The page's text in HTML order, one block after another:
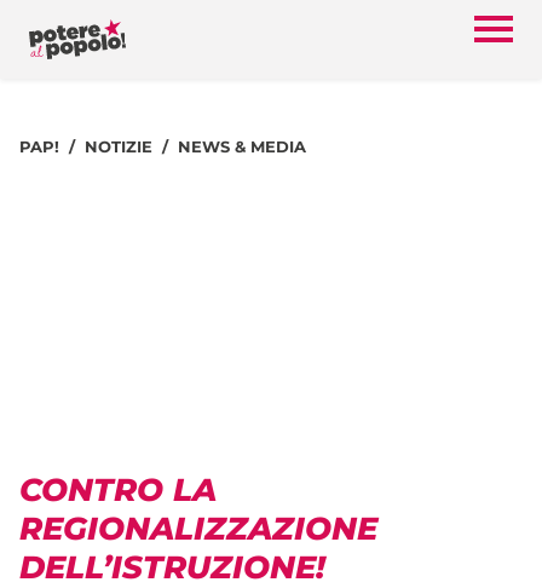
PAP! NOTIZIE NEWS & MEDIA
CONTRO LA
REGIONALIZZAZIONE
DELL’ISTRUZIONE!